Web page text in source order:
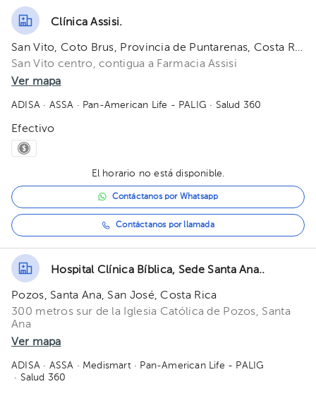
Clínica Assisi.
San Vito, Coto Brus, Provincia de Puntarenas, Costa Rica
San Vito centro, contigua a Farmacia Assisi
Ver mapa
ADISA · ASSA · Pan-American Life - PALIG · Salud 360
Efectivo
El horario no está disponible.
Contáctanos por Whatsapp
Contáctanos por llamada
Hospital Clínica Bíblica, Sede Santa Ana..
Pozos, Santa Ana, San José, Costa Rica
300 metros sur de la Iglesia Católica de Pozos, Santa
Ana
Ver mapa
ADISA · ASSA · Medismart· Pan-American Life - PALIG
· Salud 360